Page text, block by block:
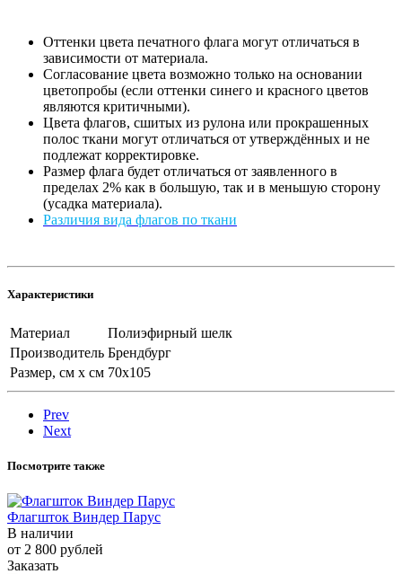
Оттенки цвета печатного флага могут отличаться в
зависимости от материала.
Согласование цвета возможно только на основании
цветопробы (если оттенки синего и красного цветов
являются критичными).
Цвета флагов, сшитых из рулона или прокрашенных
полос ткани могут отличаться от утверждённых и не
подлежат корректировке.
Размер флага будет отличаться от заявленного в
пределах 2% как в большую, так и в меньшую сторону
(усадка материала).
Различия вида флагов по ткани
Характеристики
Материал
Полиэфирный шелк
Производитель Брендбург
Размер, см х см 70х105
Prev
Next
Посмотрите также
Флагшток Виндер Парус
В наличии
от 2 800 рублей
Заказать